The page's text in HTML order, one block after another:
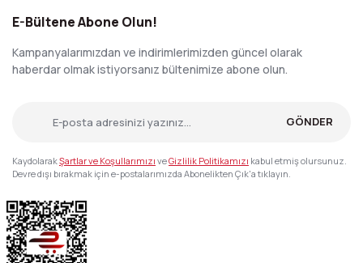
E-Bültene Abone Olun!
Kampanyalarımızdan ve indirimlerimizden güncel olarak
haberdar olmak istiyorsanız bültenimize abone olun.
GÖNDER
KaydolarakŞartlar ve Koşullarımızı veGizlilik Politikamızı kabul etmiş olursunuz.
Devre dışı bırakmak için e-postalarımızda Abonelikten Çık'a tıklayın.